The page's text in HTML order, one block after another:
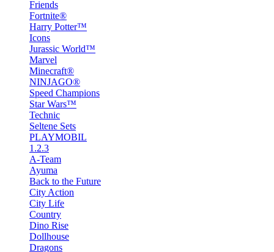
Friends
Fortnite®
Harry Potter™
Icons
Jurassic World™
Marvel
Minecraft®
NINJAGO®
Speed Champions
Star Wars™
Technic
Seltene Sets
PLAYMOBIL
1.2.3
A-Team
Ayuma
Back to the Future
City Action
City Life
Country
Dino Rise
Dollhouse
Dragons